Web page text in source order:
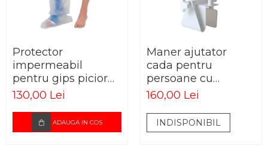
Protector
impermeabil
pentru gips picior
adulti
130,00 Lei
ADAUGA IN COS
Maner ajutator
cada pentru
persoane cu
dizabilitati si
varstnici
160,00 Lei
INDISPONIBIL